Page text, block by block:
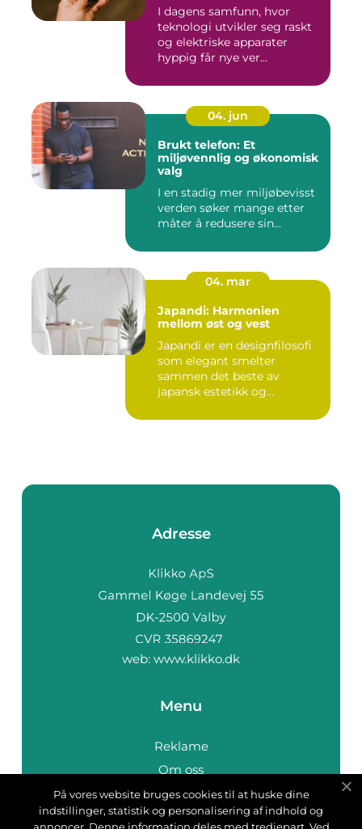
I dagens samfunn, hvor
teknologi utvikler seg raskt
og elektriske apparater
hyppig får nye ver...
04. jun
Brukt telefon: Et
miljøvennlig og økonomisk
valg
I en stadig mer miljøbevisst
verden søker mange etter
måter å redusere sin...
04. mar
Japandi: Harmonien
mellom øst og vest
Japandi er en designfilosofi
som elegant smelter
sammen det beste av
japansk estetikk og
Adresse
web: www.klikko.dk
Menu
Reklame
Om oss
Cookies
Kontakt Oss
På vores website bruges cookies til at huske dine
indstillinger, statistik og personalisering af indhold og